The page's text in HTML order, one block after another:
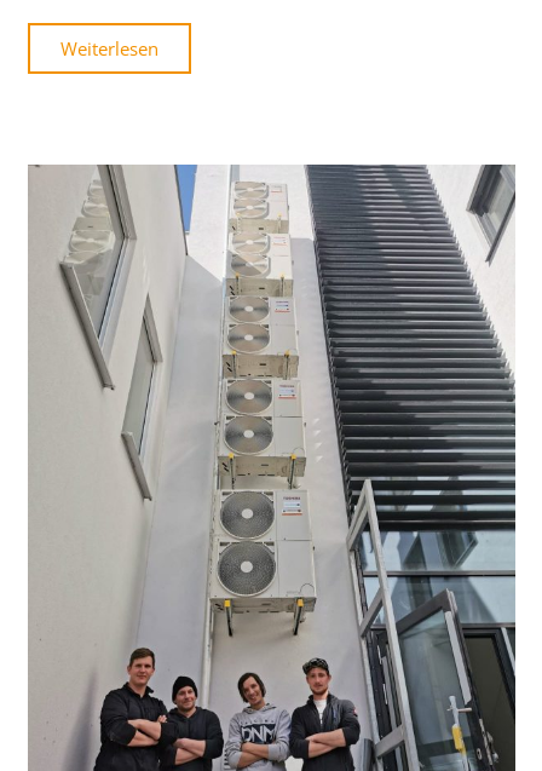
Weiterlesen